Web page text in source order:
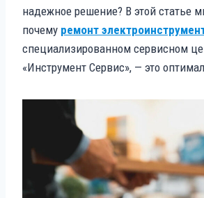
надежное решение? В этой статье
почему ремонт
специализированном сервисном
«Инструмент Сервис», — это